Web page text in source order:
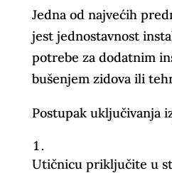
Jedna od najvećih
jest jednostavnost
potrebe za dodatnim
bušenjem zidova ili
Postupak uključivanja
Utičnicu priključite u